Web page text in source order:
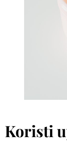
Koristi